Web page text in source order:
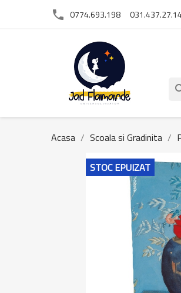
phone 0774.693.198
Acasa Scoala si Gradinita
STOC EPUIZAT